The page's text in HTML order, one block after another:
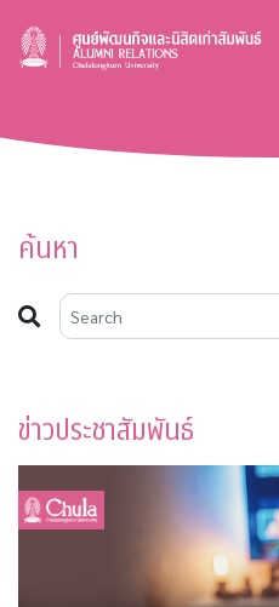
ค้นหา
ข่าวประชาสัมพันธ์